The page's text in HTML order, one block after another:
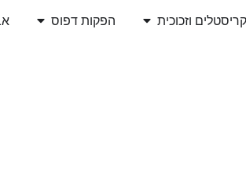
קריסטלים וזכוכית הפקות דפוס